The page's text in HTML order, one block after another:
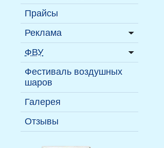
Полёт на воздушном
шаре
Купить воздушный шар
История
воздухоплавания
Воздухоплавательная
терминология
Пресс-релизы
Надувные фигуры
Газовые аэростаты
Декорации
Надувные аттракционы
Надувные павильоны
Прайсы
Реклама
На тепловом аэростате
На газовом аэростате
На надувных фигурах
ФВУ
Информация
Руководство
Пилоты
Фестиваль воздушных
шаров
Галерея
Отзывы